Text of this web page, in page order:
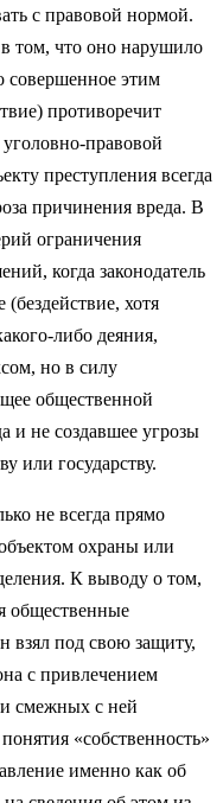
с правовой нормой.
том, что оно нарушило
совершенное этим
противоречит
правовой
преступления всегда
причинения вреда. В
ограничения
когда законодатель
хотя
либо деяния,
но в силу
общественной
и не создавшее угрозы
или государству.
не всегда прямо
охраны или
К выводу о том,
общественные
взял под свою защиту,
с привлечением
смежных с ней
«собственность»
именно как об